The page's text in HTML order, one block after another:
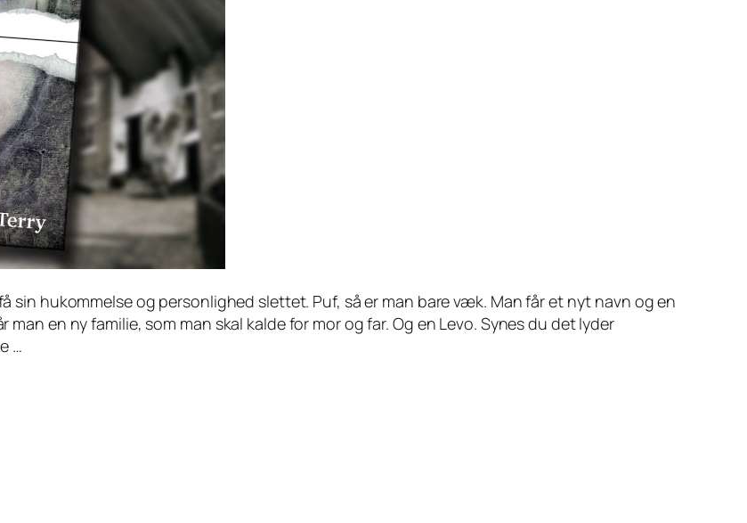
sin hukommelse og personlighed slettet. Puf, så er man bare væk. Man får et nyt navn og en
en ny familie, som man skal kalde for mor og far. Og en Levo. Synes du det lyder
…